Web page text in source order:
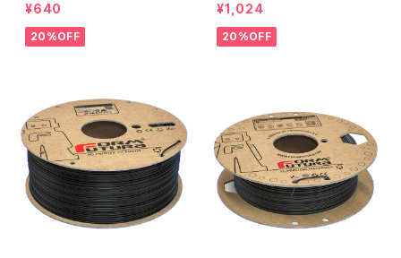
¥640
20%OFF
¥1,024
20%OFF